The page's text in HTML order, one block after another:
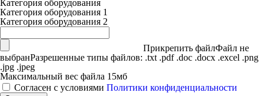
Категория оборудования
Категория оборудования 1
Категория оборудования 2
Прикрепить файлФайл не
выбранРазрешенные типы файлов: .txt .pdf .doc .docx .excel .png
.jpg .jpeg
Максимальный вес файла 15мб
Согласен с условиями Политики конфиденциальности